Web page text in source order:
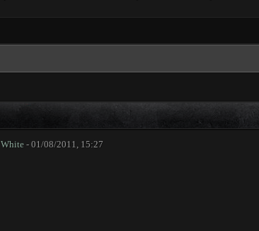
White- 01/08/2011, 15:27